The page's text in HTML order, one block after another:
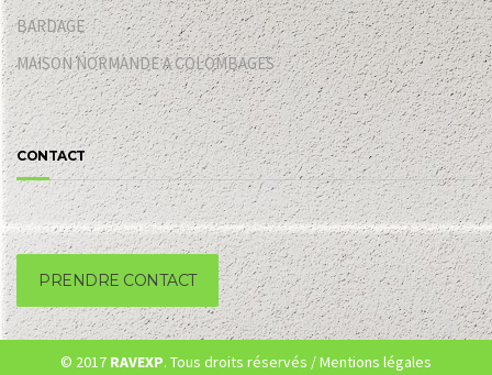
BARDAGE
MAISON NORMANDE A COLOMBAGES
CONTACT
PRENDRE CONTACT
© 2017 RAVEXP. Tous droits réservés /Mentions légales